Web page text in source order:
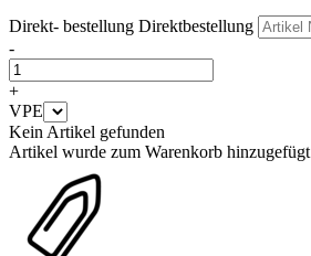
Direkt- bestellung Direktbestellung
-
+
VPE
Kein Artikel gefunden
Artikel wurde zum Warenkorb hinzugefügt